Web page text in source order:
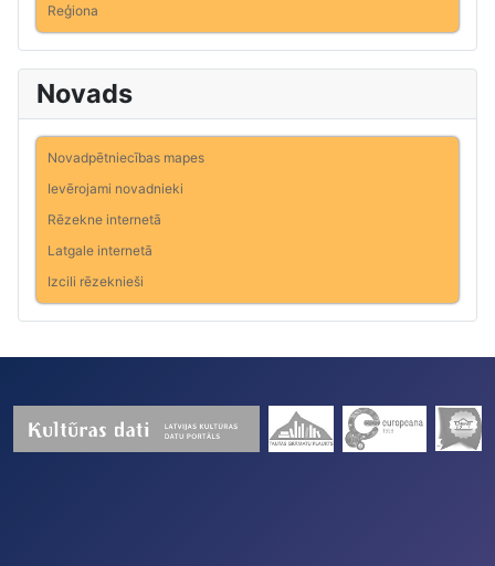
Reģiona
Novads
Novadpētniecības mapes
Ievērojami novadnieki
Rēzekne internetā
Latgale internetā
Izcili rēzeknieši